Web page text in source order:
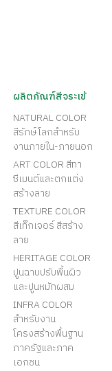
ผลิตภัณฑ์สีจระเข้
NATURAL COLOR
สีรักษ์โลกสำหรับ
งานภายใน-ภายนอก
ART COLOR สีทา
ซีเมนต์และตกแต่ง
สร้างลาย
TEXTURE COLOR
สีเท็กเจอร์ สีสร้าง
ลาย
HERITAGE COLOR
ปูนฉาบปรับพื้นผิว
และปูนหมักผสม
INFRA COLOR
สำหรับงาน
โครงสร้างพื้นฐาน
ภาครัฐและภาค
เอกชน